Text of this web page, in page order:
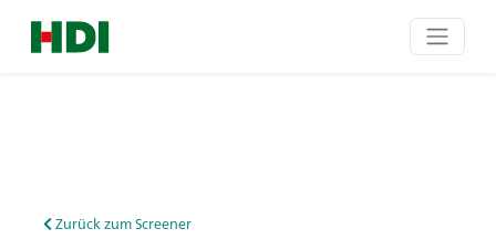
Zurück zum Screener